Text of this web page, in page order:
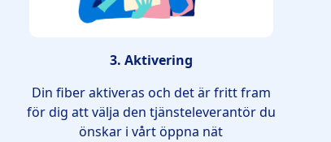
3. Aktivering
Din fiber aktiveras och det är fritt fram
för dig att välja den tjänsteleverantör du
önskar i vårt öppna nät